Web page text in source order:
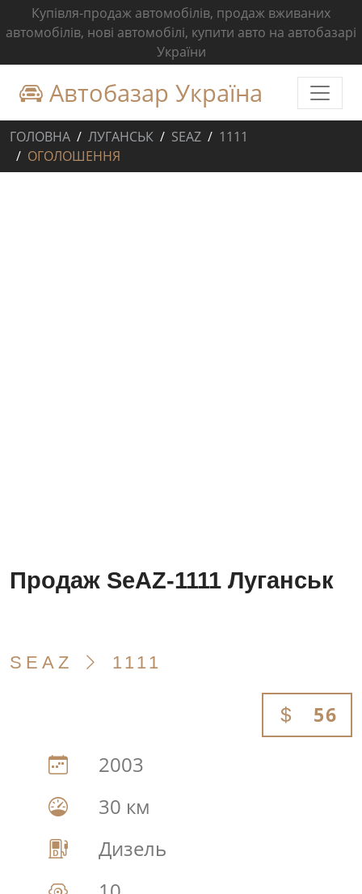
Купівля-продаж автомобілів, продаж вживаних
автомобілів, нові автомобілі, купити авто на автобазарі
України
Автобазар Україна
ГОЛОВНА ЛУГАНСЬК SEAZ
1111
ОГОЛОШЕННЯ
Продаж SeAZ-1111 Луганськ
SEAZ 1111
56
2003
30 км
Дизель